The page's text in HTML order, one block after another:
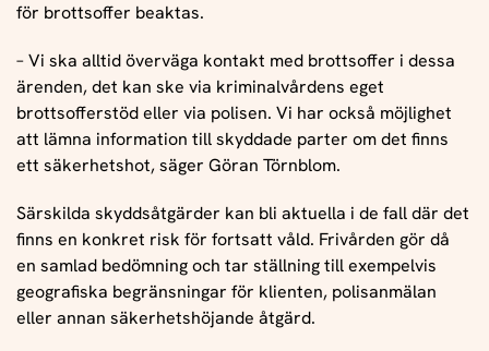
för brottsoffer beaktas.
– Vi ska alltid överväga kontakt med brottsoffer i dessa
ärenden, det kan ske via kriminalvårdens eget
brottsofferstöd eller via polisen. Vi har också möjlighet
att lämna information till skyddade parter om det finns
ett säkerhetshot, säger Göran Törnblom.
Särskilda skyddsåtgärder kan bli aktuella i de fall där det
finns en konkret risk för fortsatt våld. Frivården gör då
en samlad bedömning och tar ställning till exempelvis
geografiska begränsningar för klienten, polisanmälan
eller annan säkerhetshöjande åtgärd.